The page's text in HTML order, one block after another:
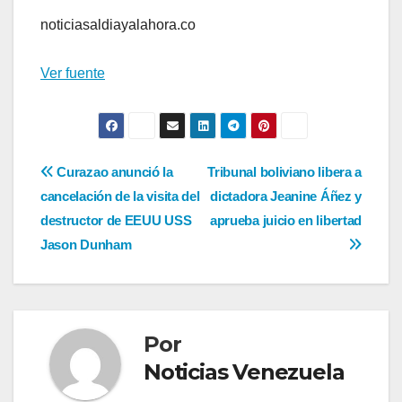
noticiasaldiayalahora.co
Ver fuente
Navegación
de
entradas
Tribunal boliviano libera a
dictadora Jeanine Áñez y
aprueba juicio en libertad
Curazao anunció la
cancelación de la visita del
destructor de EEUU USS
Jason Dunham
Por
Noticias Venezuela